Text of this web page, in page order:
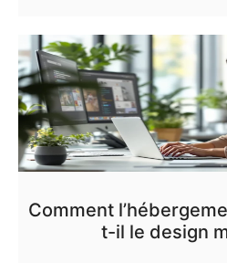
Comment
t-il le design